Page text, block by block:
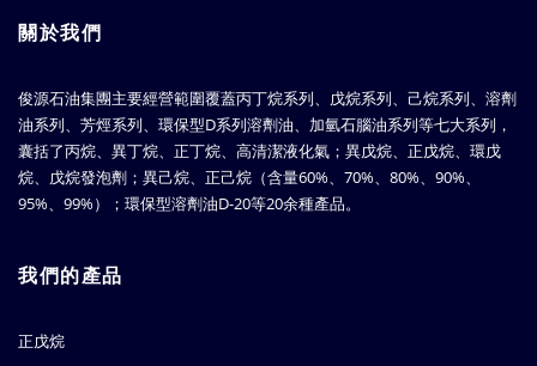
關於我們
俊源石油集團主要經營範圍覆蓋丙丁烷系列、戊烷系列、己烷系列、溶劑
油系列、芳烴系列、環保型D系列溶劑油、加氫石腦油系列等七大系列，
囊括了丙烷、異丁烷、正丁烷、高清潔液化氣；異戊烷、正戊烷、環戊
烷、戊烷發泡劑；異己烷、正己烷（含量60%、70%、80%、90%、
95%、99%）；環保型溶劑油D-20等20余種產品。
我們的產品
正戊烷